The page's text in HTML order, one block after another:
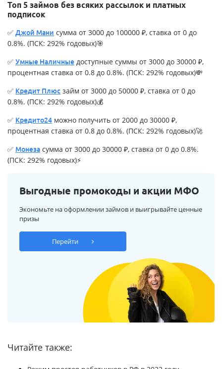
Топ 5 займов без всяких рассылок и платных
подписок
✅ Джой Мани сумма от 3000 до 100000 ₽, ставка от 0 до
0.8%. (ПСК: 292% годовых)🎯
✅ Умные Наличные доступные суммы от 3000 до 30000 ₽,
процентная ставка от 0.8 до 0.8%. (ПСК: 292% годовых)💸
✅ Кредит Плюс займ от 3000 до 50000 ₽, ставка от 0 до
0.8%. (ПСК: 292% годовых)💰
✅ Кредито24 можно получить от 2000 до 30000 ₽,
процентная ставка от 0.8 до 0.8%. (ПСК: 292% годовых)🚀
✅ Монеза сумма от 3000 до 30000 ₽, ставка от 0 до 0.8%.
(ПСК: 292% годовых)⚡
Выгодные промокоды и акции МФО
Экономьте на оформлении займов и выигрывайте ценные
призы
Перейти
Читайте также: